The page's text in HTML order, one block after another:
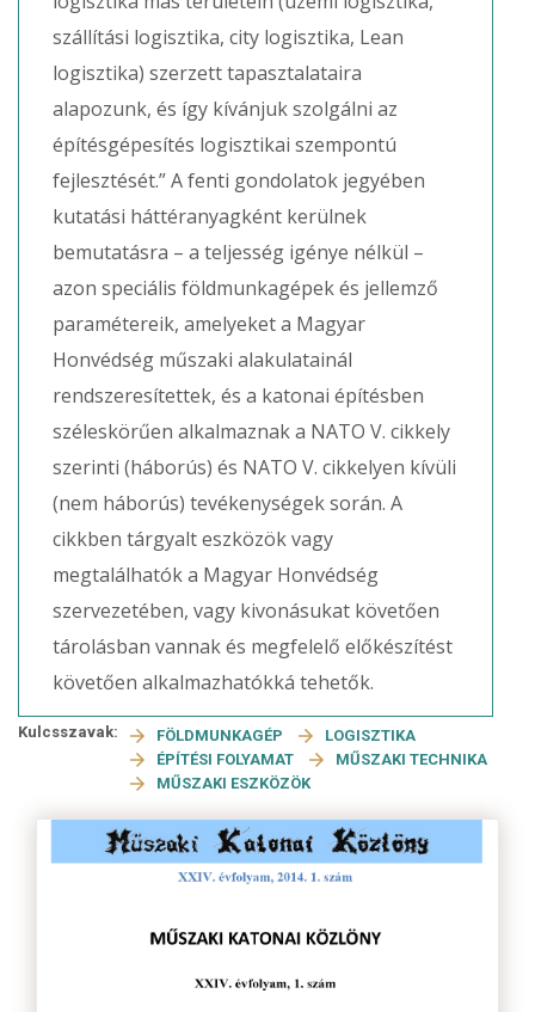
szállítási logisztika, city logisztika, Lean
logisztika) szerzett tapasztalataira
alapozunk, és így kívánjuk szolgálni az
építésgépesítés logisztikai szempontú
fejlesztését.” A fenti gondolatok jegyében
kutatási háttéranyagként kerülnek
bemutatásra – a teljesség igénye nélkül –
azon speciális földmunkagépek és jellemző
paramétereik, amelyeket a Magyar
Honvédség műszaki alakulatainál
rendszeresítettek, és a katonai építésben
széleskörűen alkalmaznak a NATO V. cikkely
szerinti (háborús) és NATO V. cikkelyen kívüli
(nem háborús) tevékenységek során. A
cikkben tárgyalt eszközök vagy
megtalálhatók a Magyar Honvédség
szervezetében, vagy kivonásukat követően
tárolásban vannak és megfelelő előkészítést
követően alkalmazhatókká tehetők.
Kulcsszavak: FÖLDMUNKAGÉP
LOGISZTIKA
ÉPÍTÉSI FOLYAMAT
MŰSZAKI TECHNIKA
MŰSZAKI ESZKÖZÖK